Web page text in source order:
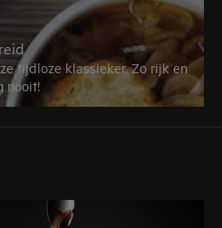
tijdloze klassieker. Zo rijk en
nooit!